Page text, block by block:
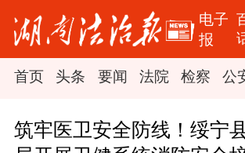
电子
报
首页 头条 要闻 法院 检察 公
筑牢医卫安全防线！绥宁